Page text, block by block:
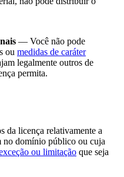
— Você não pode
ou medidas de caráter
legalmente outros de
permita.
da licença relativamente a
no domínio público ou cuja
ou limitação que seja